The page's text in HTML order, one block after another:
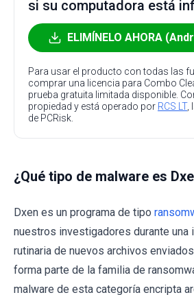
si su computadora está
ELIMÍNELO AHORA
Para usar el producto con todas las
comprar una licencia para Combo
prueba gratuita limitada disponible.
propiedad y está operado por RCS LT,
de PCRisk.
¿Qué tipo de malware es
Dxen es un programa de tipo
nuestros investigadores durante una
rutinaria de nuevos archivos
forma parte de la familia de
malware de esta categoría encripta